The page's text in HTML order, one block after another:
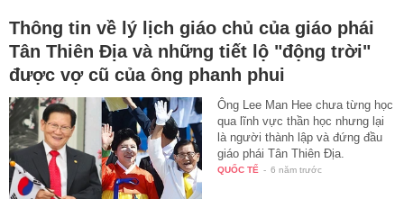
Thông tin về lý lịch giáo chủ của giáo phái
Tân Thiên Địa và những tiết lộ "động trời"
được vợ cũ của ông phanh phui
Ông Lee Man Hee chưa từng học
qua lĩnh vực thần học nhưng lại
là người thành lập và đứng đầu
giáo phái Tân Thiên Địa.
QUỐC TẾ - 6 năm trước